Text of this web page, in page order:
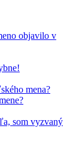
objavilo v
mena?
som vyzvaný